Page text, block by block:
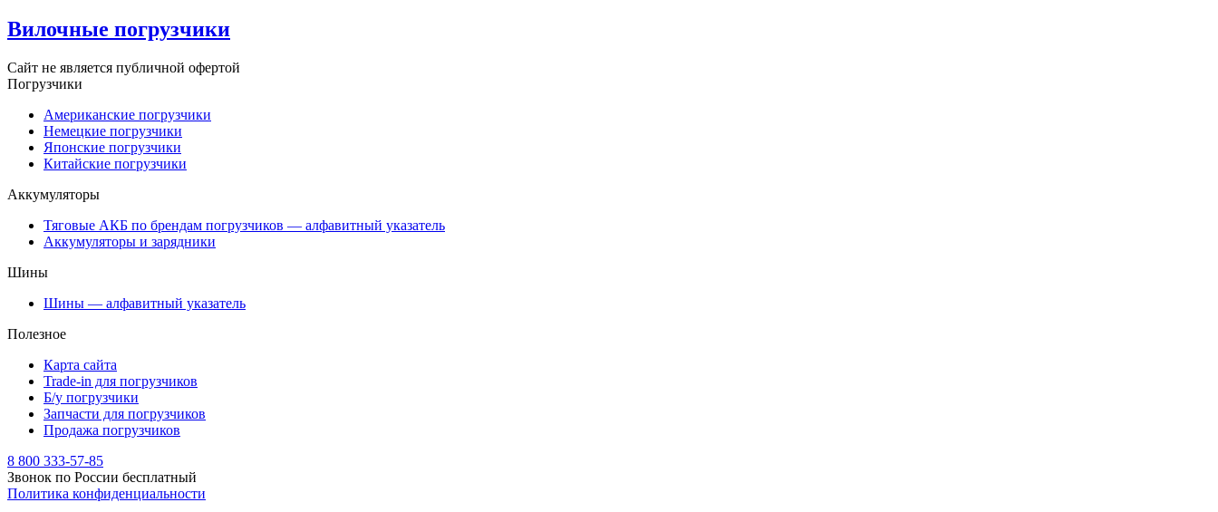
Вилочные погрузчики
Сайт не является публичной офертой
Погрузчики
Американские погрузчики
Немецкие погрузчики
Японские погрузчики
Китайские погрузчики
Аккумуляторы
Тяговые АКБ по брендам погрузчиков — алфавитный указатель
Аккумуляторы и зарядники
Шины
Шины — алфавитный указатель
Полезное
Карта сайта
Trade-in для погрузчиков
Б/у погрузчики
Запчасти для погрузчиков
Продажа погрузчиков
8 800 333-57-85
Звонок по России бесплатный
Политика конфиденциальности